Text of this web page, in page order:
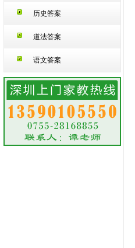
历史答案
道法答案
语文答案